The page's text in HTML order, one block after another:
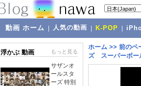
動画 ホーム 人気の動画 K-POP
浮かぶ 動画 もっと見る
サザンオ
ールスタ
ーズ 特別
ホーム >> 前のペ
ズ スーパーボー